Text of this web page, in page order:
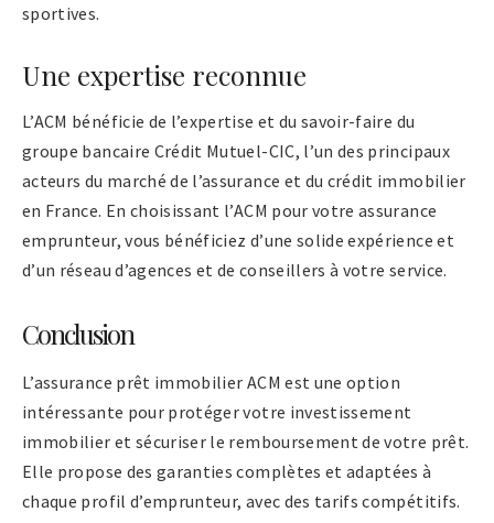
sportives.
Une expertise reconnue
L’ACM bénéficie de l’expertise et du savoir-faire du
groupe bancaire Crédit Mutuel-CIC, l’un des principaux
acteurs du marché de l’assurance et du crédit immobilier
en France. En choisissant l’ACM pour votre assurance
emprunteur, vous bénéficiez d’une solide expérience et
d’un réseau d’agences et de conseillers à votre service.
Conclusion
L’assurance prêt immobilier ACM est une option
intéressante pour protéger votre investissement
immobilier et sécuriser le remboursement de votre prêt.
Elle propose des garanties complètes et adaptées à
chaque profil d’emprunteur, avec des tarifs compétitifs.